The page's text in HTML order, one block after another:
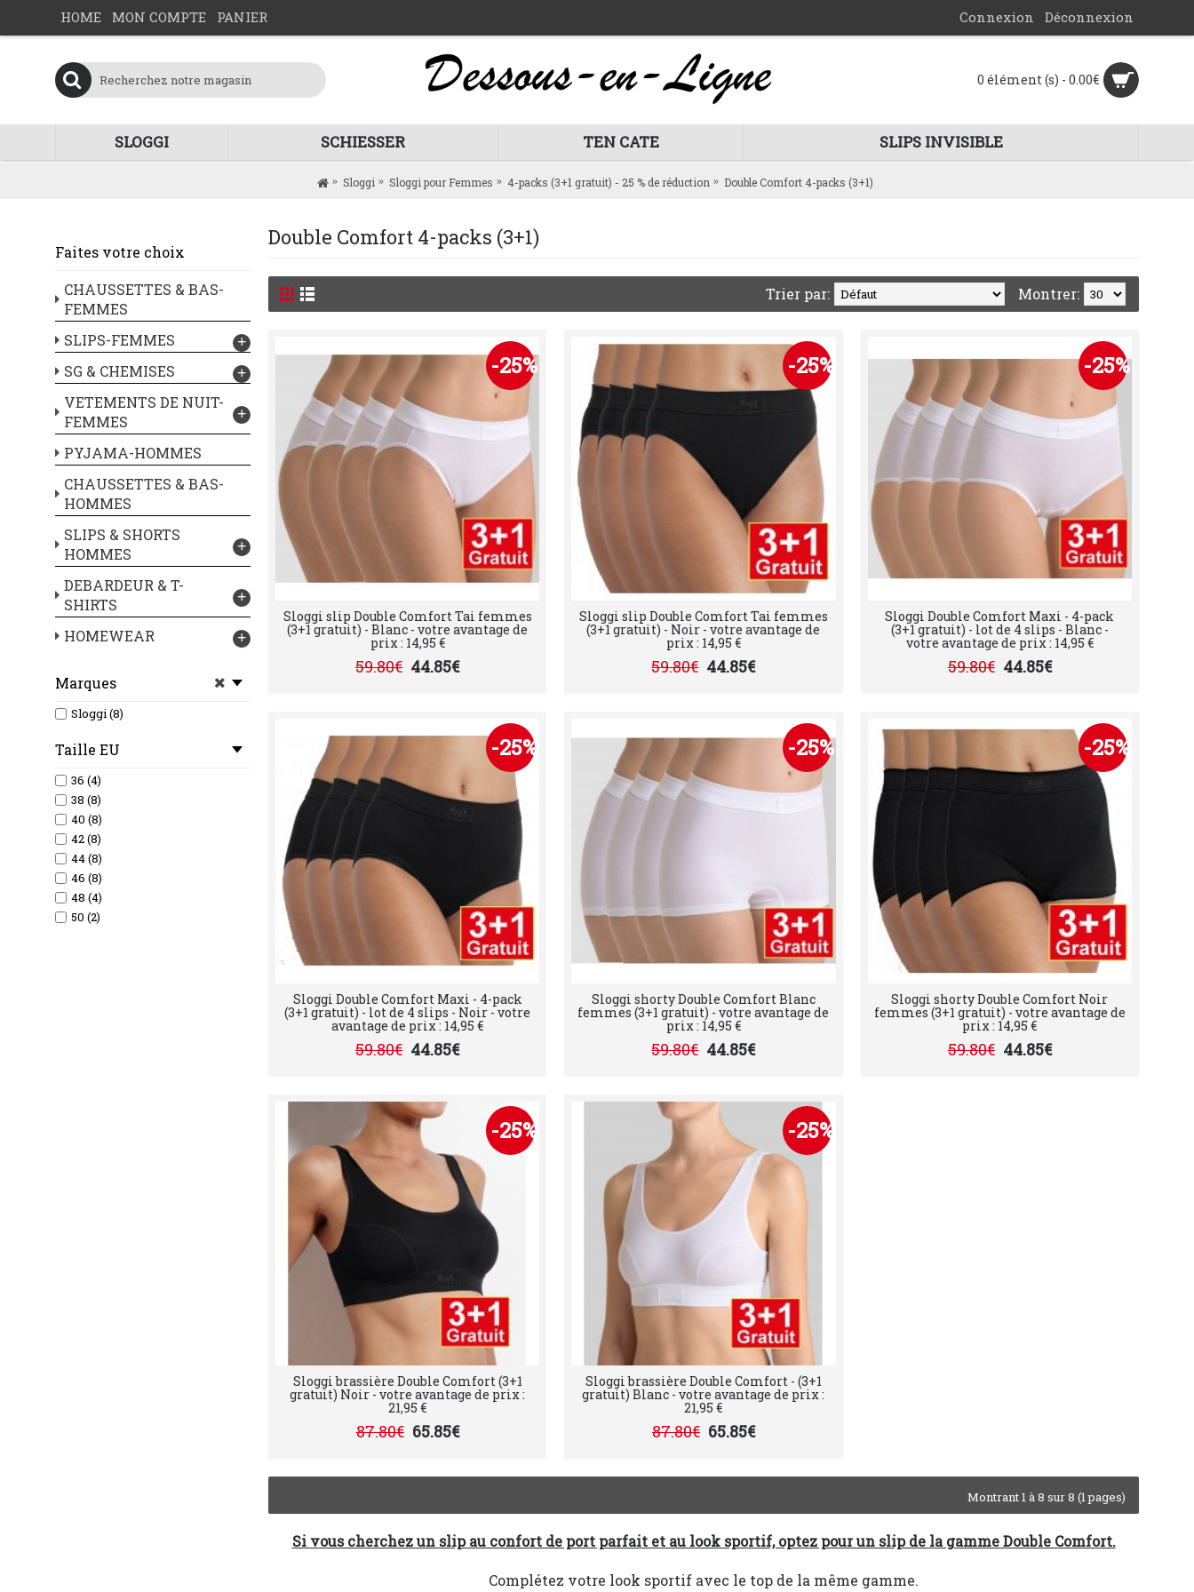
HOME MON COMPTE PANIER Connexion Déconnexion
0 élément (s) - 0.00€
SLOGGI SCHIESSER TEN CATE SLIPS INVISIBLE
Sloggi Sloggi pour Femmes 4-packs (3+1 gratuit) - 25 % de réduction Double Comfort 4-packs (3+1)
Faites votre choix
CHAUSSETTES & BAS-
FEMMES
SLIPS-FEMMES
+
SG & CHEMISES +
VETEMENTS DE NUIT-
FEMMES
+
PYJAMA-HOMMES
CHAUSSETTES & BAS-
HOMMES
SLIPS & SHORTS
HOMMES
+
DEBARDEUR & T-
SHIRTS
+
HOMEWEAR +
Marques
Sloggi (8)
Taille EU
36 (4)
38 (8)
40 (8)
42 (8)
44 (8)
46 (8)
48 (4)
50 (2)
Double Comfort 4-packs (3+1)
Montrer:
Trier par:
-25%
Sloggi slip Double Comfort Tai femmes
(3+1 gratuit) - Blanc - votre avantage de
prix : 14,95 €
59.80€ 44.85€
-25%
Sloggi slip Double Comfort Tai femmes
(3+1 gratuit) - Noir - votre avantage de
prix : 14,95 €
59.80€ 44.85€
-25%
Sloggi Double Comfort Maxi - 4-pack
(3+1 gratuit) - lot de 4 slips - Blanc -
votre avantage de prix : 14,95 €
59.80€ 44.85€
-25%
Sloggi Double Comfort Maxi - 4-pack
(3+1 gratuit) - lot de 4 slips - Noir - votre
avantage de prix : 14,95 €
59.80€ 44.85€
-25%
Sloggi shorty Double Comfort Blanc
femmes (3+1 gratuit) - votre avantage de
prix : 14,95 €
59.80€ 44.85€
-25%
Sloggi shorty Double Comfort Noir
femmes (3+1 gratuit) - votre avantage de
prix : 14,95 €
59.80€ 44.85€
-25%
Sloggi brassière Double Comfort (3+1
gratuit) Noir - votre avantage de prix :
21,95 €
87.80€ 65.85€
-25%
Sloggi brassière Double Comfort - (3+1
gratuit) Blanc - votre avantage de prix :
21,95 €
87.80€ 65.85€
Montrant 1 à 8 sur 8 (1 pages)
Si vous cherchez un slip au confort de port parfait et au look sportif, optez pour un slip de la gamme Double Comfort.
Complétez votre look sportif avec le top de la même gamme.